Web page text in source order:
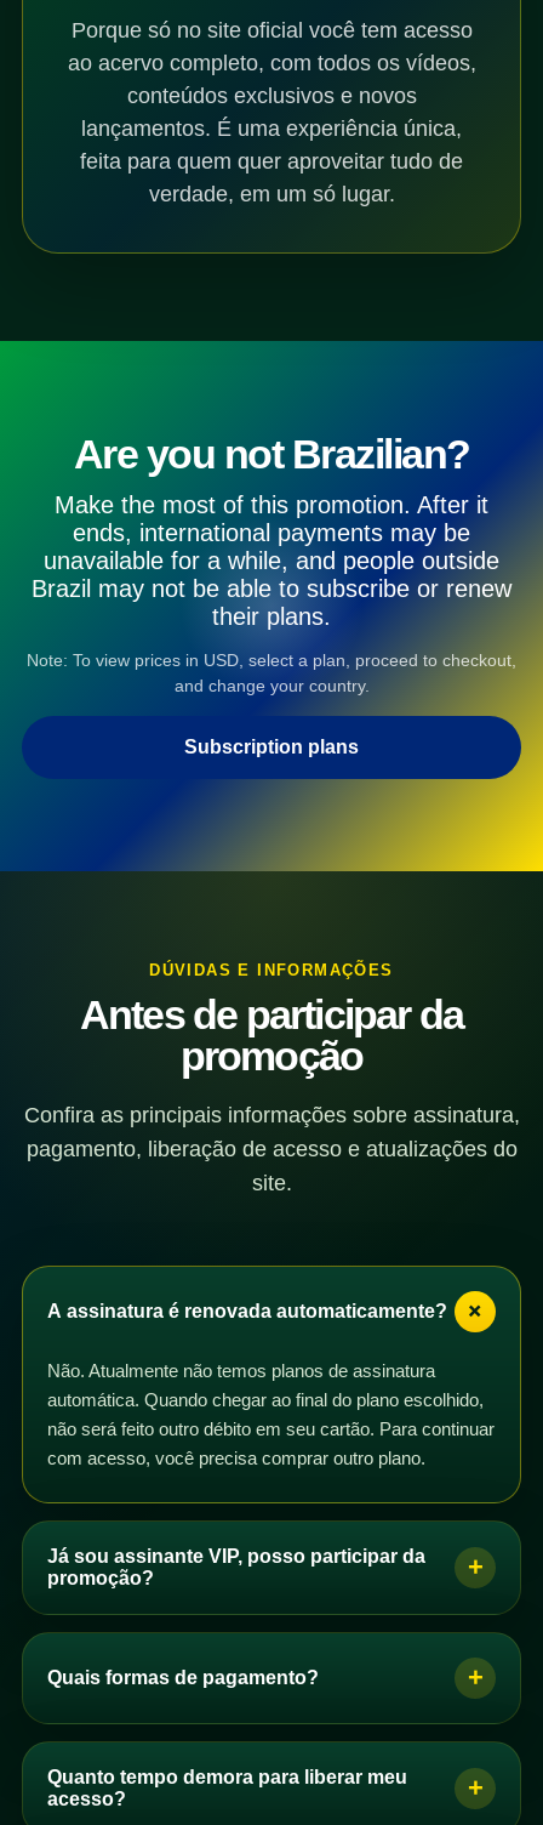
Porque só no site oficial você tem acesso
ao acervo completo, com todos os vídeos,
conteúdos exclusivos e novos
lançamentos. É uma experiência única,
feita para quem quer aproveitar tudo de
verdade, em um só lugar.
Are you not Brazilian?
Make the most of this promotion. After it
ends, international payments may be
unavailable for a while, and people outside
Brazil may not be able to subscribe or renew
their plans.
Note: To view prices in USD, select a plan, proceed to checkout,
and change your country.
Subscription plans
DÚVIDAS E INFORMAÇÕES
Antes de participar da
promoção
Confira as principais informações sobre assinatura,
pagamento, liberação de acesso e atualizações do
site.
A assinatura é renovada automaticamente? +
Não. Atualmente não temos planos de assinatura
automática. Quando chegar ao final do plano escolhido,
não será feito outro débito em seu cartão. Para continuar
com acesso, você precisa comprar outro plano.
Já sou assinante VIP, posso participar da
promoção?
+
Sim. Se você é assinante VIP com plano mensal,
promoção. Basta comprar um dos planos de acesso e
plano após a confirmação do pagamento.
Você pode comprar quantos planos quiser. Se perceber
Quais formas de pagamento? +
Se você é brasileiro, pode pagar por PIX, boleto ou
cartão de crédito. Se você não é brasileiro, pode
comprar com cartão de crédito.
Quanto tempo demora para liberar meu
acesso?
+